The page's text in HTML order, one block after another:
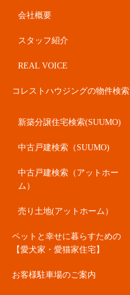
会社概要
スタッフ紹介
REAL VOICE
コレストハウジングの物件検索
新築分譲住宅検索(SUUMO)
中古戸建検索（SUUMO)
中古戸建検索（アットホー
ム）
売り土地(アットホーム）
ペットと幸せに暮らすための
【愛犬家・愛猫家住宅】
お客様駐車場のご案内